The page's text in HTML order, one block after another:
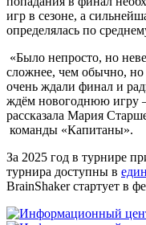
игр в сезоне, а
определялась по
«Было непросто, но
сложнее, чем обычно, но
очень ждали финал и
ждём новогоднюю
рассказала Мария
команды «Капитаны».
За 2025 год в турнире
турнира доступны в
BrainShaker стартует в